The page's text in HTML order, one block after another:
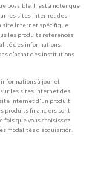
possible. Il est à noter que
les sites Internet des
site Internet spécifique.
les produits référencés
des informations.
d'achat des institutions
à jour et
les sites Internet des
Internet d'un produit
produits financiers sont
fois que vous choisissez
modalités d'acquisition.